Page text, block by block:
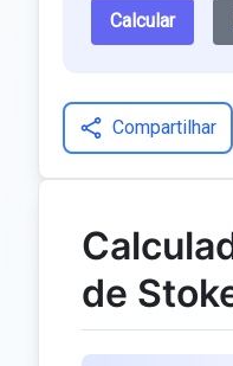
Calcular
Compartilhar
de